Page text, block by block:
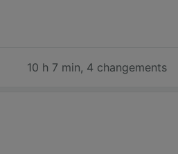
10 h 7 min, 4 changements